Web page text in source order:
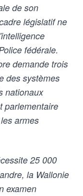
de son
législatif ne
fédérale.
demande trois
des systèmes
nationaux
parlementaire
armes
25 000
la Wallonie
examen